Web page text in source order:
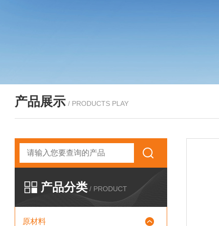
产品展示 / PRODUCTS PLAY
产品分类 / PRODUCT
原材料